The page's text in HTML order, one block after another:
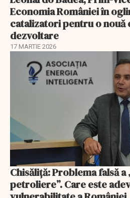
Economia României în
catalizatori pentru o nouă
dezvoltare
17 MARTIE 2026
Chisăliță: Problema falsă
petroliere”. Care este